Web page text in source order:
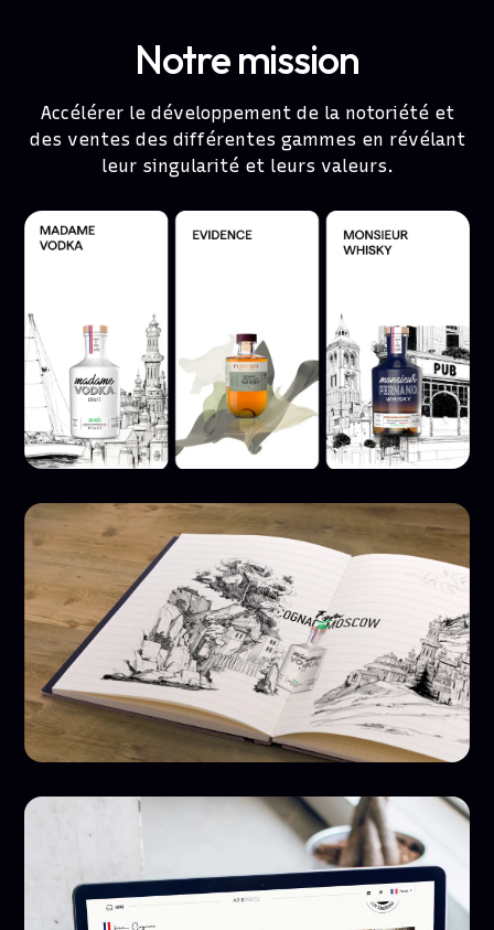
Notre mission
Accélérer le développement de la notoriété et
des ventes des différentes gammes en révélant
leur singularité et leurs valeurs.